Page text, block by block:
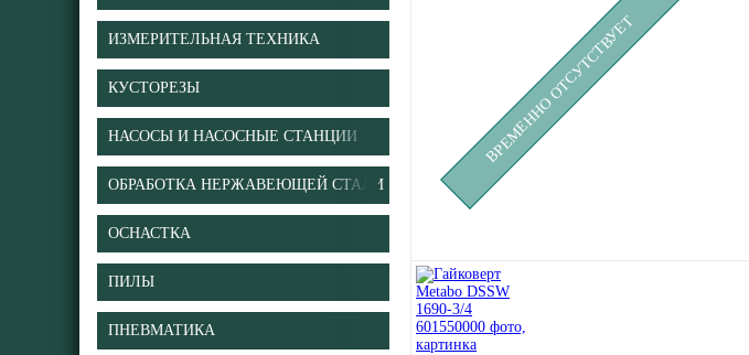
ИЗМЕРИТЕЛЬНАЯ ТЕХНИКА
КУСТОРЕЗЫ
НАСОСЫ И НАСОСНЫЕ СТАНЦИИ
ОБРАБОТКА НЕРЖАВЕЮЩЕЙ СТАЛИ
ОСНАСТКА
ПИЛЫ
ПНЕВМАТИКА
ВРЕМЕННО ОТСУТСТВУЕТ